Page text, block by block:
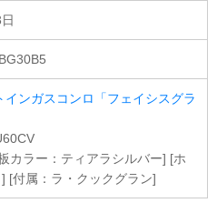
インガスコンロ「フェイシスグラ
カラー：ティアラシルバー] [ホ
[付属：ラ・クックグラン]